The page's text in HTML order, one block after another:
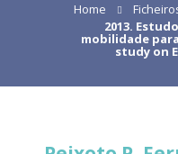
Home
2013.
mobilidade
study on